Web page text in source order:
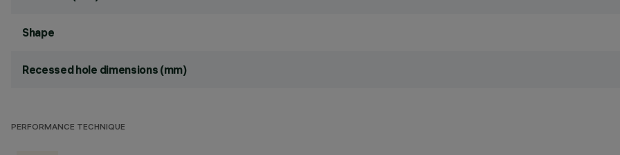
Shape
Recessed hole dimensions (mm)
PERFORMANCE TECHNIQUE